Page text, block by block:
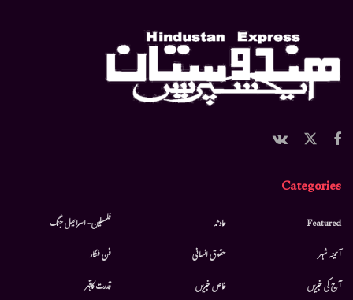
Categories
Featured
آئینہ شہر
آج کی خبریں
حادثہ
حقوق انسانی
خاص خبریں
فلسطین- اسرائیل جنگ
فن فنکار
قدرت کاقہر